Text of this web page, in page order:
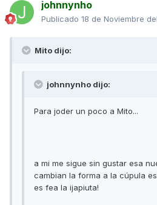
johnnynho
Publicado 18 de Noviembre
Mito dijo:
johnnynho dijo:
Para joder un poco a Mito...
a mi me sigue sin gustar esa
cambian la forma a la cúpula
es fea la ijapiuta!